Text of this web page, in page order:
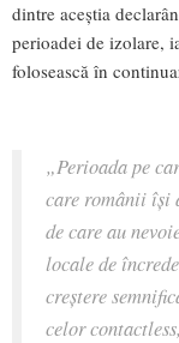
dintre aceștia
perioadei de izolare,
folosească în
„Perioada pe
care românii își
de care au
locale de
creștere
celor